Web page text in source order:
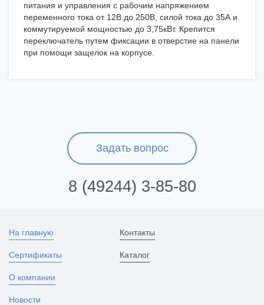
питания и управления с рабочим напряжением
переменного тока от 12В до 250В, силой тока до 35А и
коммутируемой мощностью до 3,75кВт. Крепится
переключатель путем фиксации в отверстие на панели
при помощи защелок на корпусе.
Задать вопрос
8 (49244) 3-85-80
На главную
Сертификаты
О компании
Новости
Контакты
Каталог